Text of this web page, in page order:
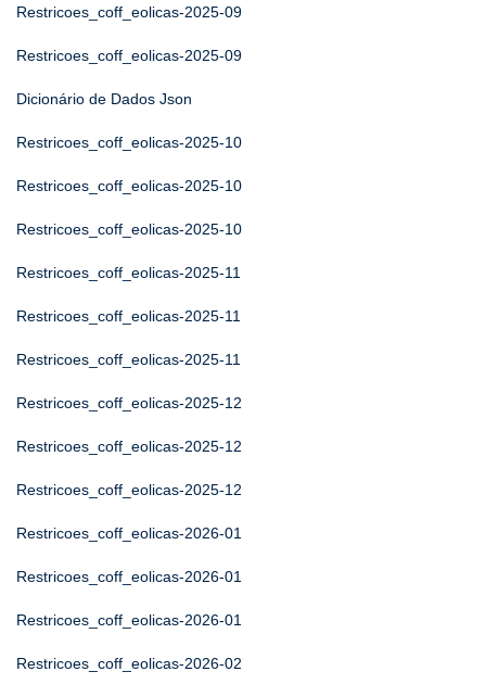
Restricoes_coff_eolicas-2025-09
Restricoes_coff_eolicas-2025-09
Dicionário de Dados Json
Restricoes_coff_eolicas-2025-10
Restricoes_coff_eolicas-2025-10
Restricoes_coff_eolicas-2025-10
Restricoes_coff_eolicas-2025-11
Restricoes_coff_eolicas-2025-11
Restricoes_coff_eolicas-2025-11
Restricoes_coff_eolicas-2025-12
Restricoes_coff_eolicas-2025-12
Restricoes_coff_eolicas-2025-12
Restricoes_coff_eolicas-2026-01
Restricoes_coff_eolicas-2026-01
Restricoes_coff_eolicas-2026-01
Restricoes_coff_eolicas-2026-02